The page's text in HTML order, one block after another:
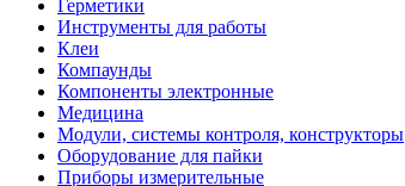
Герметики
Инструменты для работы
Клеи
Компаунды
Компоненты электронные
Медицина
Модули, системы контроля, конструкторы
Оборудование для пайки
Приборы измерительные